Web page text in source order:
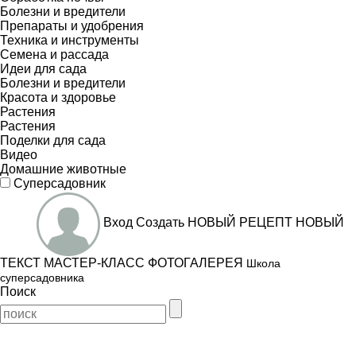
Болезни и вредители
Препараты и удобрения
Техника и инструменты
Семена и рассада
Идеи для сада
Болезни и вредители
Красота и здоровье
Растения
Растения
Поделки для сада
Видео
Домашние животные
Суперсадовник
Вход Создать НОВЫЙ РЕЦЕПТ НОВЫЙ
ТЕКСТ МАСТЕР-КЛАСС ФОТОГАЛЕРЕЯ Школа
суперсадовника
Поиск